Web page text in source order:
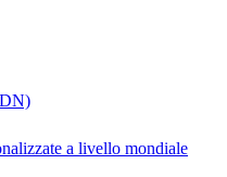
a livello mondiale